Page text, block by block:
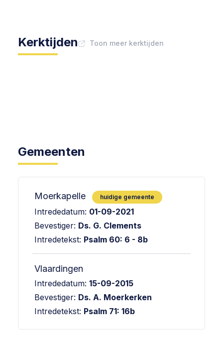
Kerktijden Toon meer kerktijden
Gemeenten
Moerkapelle huidige gemeente
Intrededatum: 01-09-2021
Bevestiger: Ds. G. Clements
Intredetekst: Psalm 60: 6 - 8b
Vlaardingen
Intrededatum: 15-09-2015
Bevestiger: Ds. A. Moerkerken
Intredetekst: Psalm 71: 16b